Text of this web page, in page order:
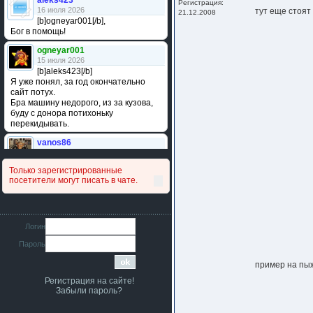
16 июля 2026
[b]ogneyar001[/b],
Бог в помощь!
ogneyar001
15 июля 2026
[b]aleks423[/b]
Я уже понял, за год окончательно
сайт потух.
Бра машину недорого, из за кузова,
буду с донора потихоньку
перекидывать.
vanos86
сравнивал подушку акпп бензиновой и
дизельной машины намера
4578063AG и 4578061AG? По фото
iMrCoffeeBLR4
11 июля 2026
[b]era124[/b],
Ага понял буду знать спасибо
era124
7 июля 2026
Только зарегистрированные
посетители могут писать в чате.
Логин
Пароль
Регистрация на сайте!
Забыли пароль?
Регистрация:
21.12.2008
тут еще
пример на